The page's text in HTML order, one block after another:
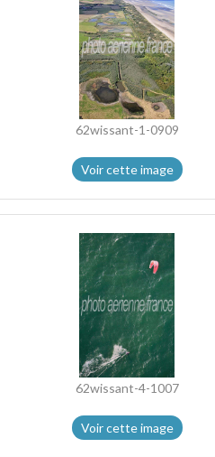
62wissant-1-0909
Voir cette image
62wissant-4-1007
Voir cette image